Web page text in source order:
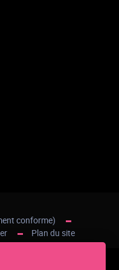
conforme)
Plan du site